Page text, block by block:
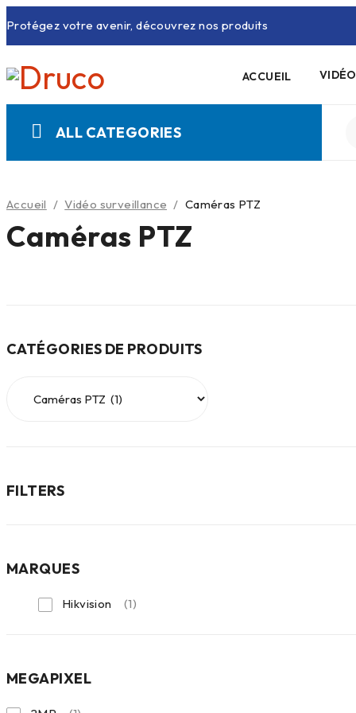
Protégez votre avenir, découvrez nos produits
ACCUEIL
ALL CATEGORIES
Caméras PTZ
Accueil / Vidéo surveillance / Caméras PTZ
CATÉGORIES DE PRODUITS
FILTERS
MARQUES
Hikvision (1)
MEGAPIXEL